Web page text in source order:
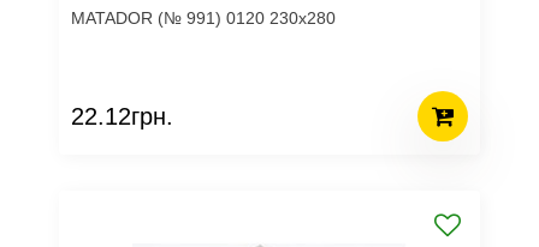
MATADOR (№ 991) 0120 230х280
22.12грн.